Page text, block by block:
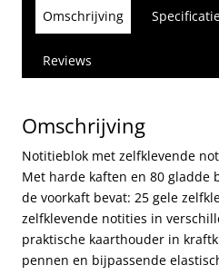
Omschrijving
Reviews
Omschrijving
Notitieblok met zelfklevende
Met harde kaften en 80 gladde
de voorkaft bevat: 25 gele
zelfklevende notities in
praktische kaarthouder in
pennen en bijpassende